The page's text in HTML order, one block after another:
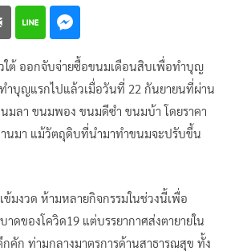
ต้ ออกจับจ่ายซื้อขนมเดือนสิบเพื่อทำบุญ
ำบุญแรกไปแล้วเมื่อวันที่ 22 กันยายนที่ผ่าน
มลา ขนมพอง ขนมดีซำ ขนมบ้า โดยราคา
นมา แม้วัตถุดิบที่นำมาทำขนมจะปรับขึ้น
ข้มงวด ห้ามหลายกิจกรรมในช่วงนี้เพื่อ
ดของโควิด19 แต่บรรยากาศส่งตายายใน
คัก ท่ามกลางมาตรการด้านสาธารณสุข ทั้ง